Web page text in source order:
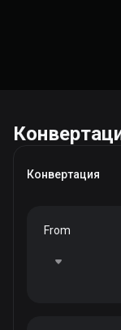
Конвертация
From